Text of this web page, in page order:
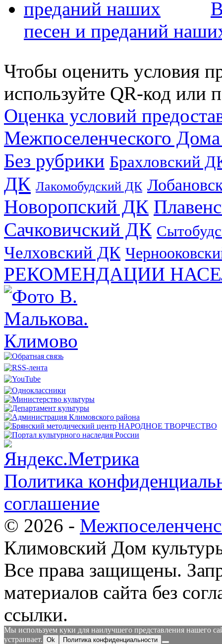
песен и преданий
Чтобы оценить условия
используйте QR-код или
Оценка условий
Межпоселенческого
Без рубрики Брахловский
ДК Лакомобудский ДК
Новоропский ДК
Сачковичский ДК
Челховский ДК
РЕКОМЕНДАЦИИ
Политика
соглашение
© 2026 -
Климовский Дом
Все права защищены.
материалов сайта без
ссылки.
Мы используем куки для наилучшего представления нашего
устраивает. Ok Политика конфиденциальности